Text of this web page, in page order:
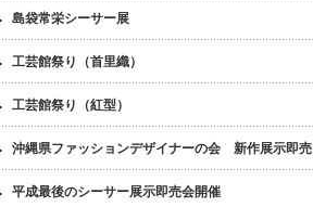
島袋常栄シーサー展
工芸館祭り（首里織）
工芸館祭り（紅型）
沖縄県ファッションデザイナーの会 新作展示即売
平成最後のシーサー展示即売会開催